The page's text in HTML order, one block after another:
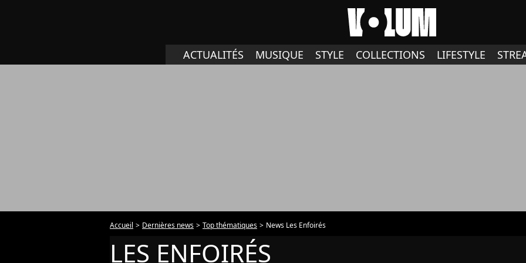
ACTUALITÉS MUSIQUE STYLE COLLECTIONS LIFESTYLE
Accueil Dernières news Top thématiques News Les Enfoirés
LES ENFOIRÉS